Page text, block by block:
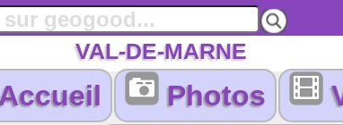
VAL-DE-MARNE
Photos